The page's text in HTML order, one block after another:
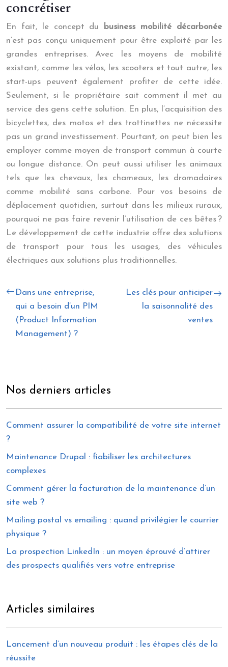
concrétiser
En fait, le concept du
business mobilité décarbonée
n’est pas conçu uniquement pour être exploité par les
grandes entreprises. Avec les moyens de mobilité
existant, comme les vélos, les scooters et tout autre, les
start-ups peuvent également profiter de cette idée.
Seulement, si le propriétaire sait comment il met au
service des gens cette solution. En plus, l’acquisition des
bicyclettes, des motos et des trottinettes ne nécessite
pas un grand investissement. Pourtant, on peut bien les
employer comme moyen de transport commun à courte
ou longue distance. On peut aussi utiliser les animaux
tels que les chevaux, les chameaux, les dromadaires
comme mobilité sans carbone. Pour vos besoins de
déplacement quotidien, surtout dans les milieux ruraux,
pourquoi ne pas faire revenir l’utilisation de ces bêtes ?
Le développement de cette industrie offre des solutions
de transport pour tous les usages, des véhicules
électriques aux solutions plus traditionnelles.
Dans une entreprise,
qui a besoin d’un PIM
(Product Information
Management) ?
Les clés pour anticiper
la saisonnalité des
ventes
Nos derniers articles
Comment assurer la compatibilité de votre site internet
?
Maintenance Drupal : fiabiliser les architectures
complexes
Comment gérer la facturation de la maintenance d’un
site web ?
Mailing postal vs emailing : quand privilégier le courrier
physique ?
La prospection LinkedIn : un moyen éprouvé d’attirer
des prospects qualifiés vers votre entreprise
Articles similaires
Lancement d’un nouveau produit : les étapes clés de la
réussite